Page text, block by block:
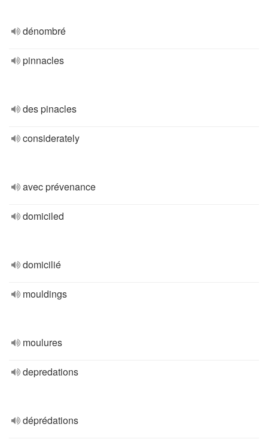
dénombré
pinnacles
des pinacles
considerately
avec prévenance
domiciled
domicilié
mouldings
moulures
depredations
déprédations